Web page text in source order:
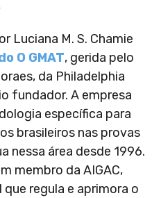
Luciana M. S. Chamie
O GMAT, gerida pelo
da Philadelphia
fundador. A empresa
específica para
brasileiros nas provas
nessa área desde 1996.
membro da AIGAC,
regula e aprimora o